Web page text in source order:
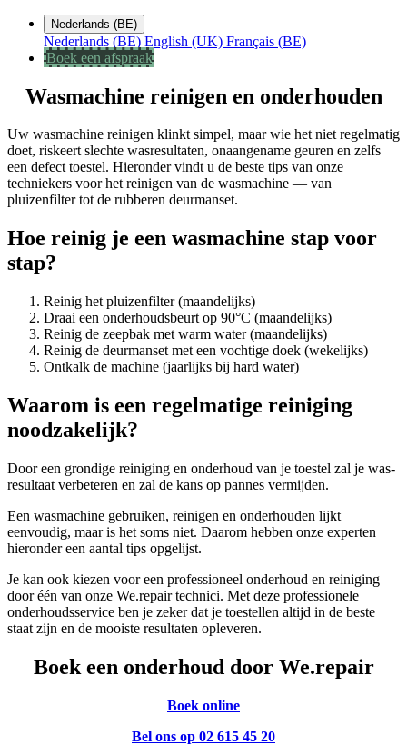
Nederlands (BE)
Nederlands (BE) English (UK) Français (BE)
Boek een afspraak
Wasmachine reinigen en onderhouden
Uw wasmachine reinigen klinkt simpel, maar wie het niet regelmatig
doet, riskeert slechte wasresultaten, onaangename geuren en zelfs
een defect toestel. Hieronder vindt u de beste tips van onze
techniekers voor het reinigen van de wasmachine — van
pluizenfilter tot de rubberen deurmanset.
Hoe reinig je een wasmachine stap voor
stap?
Reinig het pluizenfilter (maandelijks)
Draai een onderhoudsbeurt op 90°C (maandelijks)
Reinig de zeepbak met warm water (maandelijks)
Reinig de deurmanset met een vochtige doek (wekelijks)
Ontkalk de machine (jaarlijks bij hard water)
Waarom is een regelmatige reiniging
noodzakelijk?
Door een grondige reiniging en onderhoud van je toestel zal je was-
resultaat verbeteren en zal de kans op pannes vermijden.
Een wasmachine gebruiken, reinigen en onderhouden lijkt
eenvoudig, maar is het soms niet. Daarom hebben onze experten
hieronder een aantal tips opgelijst.
Je kan ook kiezen voor een professioneel onderhoud en reiniging
door één van onze We.repair technici. Met deze professionele
onderhoudsservice ben je zeker dat je toestellen altijd in de beste
staat zijn en de mooiste resultaten opleveren.
Boek een onderhoud door We.repair
Boek online
Bel ons op 02 615 45 20